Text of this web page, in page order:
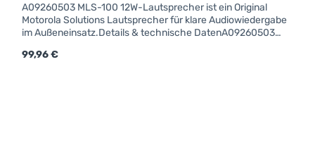
A09260503 MLS-100 12W-Lautsprecher ist ein Original
Motorola Solutions Lautsprecher für klare Audiowiedergabe
im Außeneinsatz.Details & technische DatenA09260503
Regulärer Preis:
99,96 €